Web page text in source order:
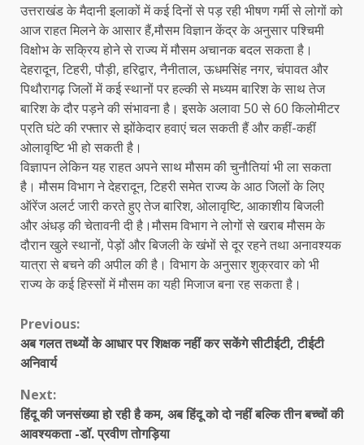
उत्तराखंड के मैदानी इलाकों में कई दिनों से पड़ रही भीषण गर्मी से लोगों को
आज राहत मिलने के आसार हैं,मौसम विज्ञान केंद्र के अनुसार पश्चिमी
विक्षोभ के सक्रिय होने से राज्य में मौसम अचानक बदल सकता है।
देहरादून, टिहरी, पौड़ी, हरिद्वार, नैनीताल, ऊधमसिंह नगर, चंपावत और
पिथौरागढ़ जिलों में कई स्थानों पर हल्की से मध्यम बारिश के साथ तेज
बारिश के दौर पड़ने की संभावना है। इसके अलावा 50 से 60 किलोमीटर
प्रति घंटे की रफ्तार से झोंकेदार हवाएं चल सकती हैं और कहीं-कहीं
ओलावृष्टि भी हो सकती है।
विज्ञापन लेकिन यह राहत अपने साथ मौसम की चुनौतियां भी ला सकता
है। मौसम विभाग ने देहरादून, टिहरी समेत राज्य के आठ जिलों के लिए
ऑरेंज अलर्ट जारी करते हुए तेज बारिश, ओलावृष्टि, आकाशीय बिजली
और अंधड़ की चेतावनी दी है।मौसम विभाग ने लोगों से खराब मौसम के
दौरान खुले स्थानों, पेड़ों और बिजली के खंभों से दूर रहने तथा अनावश्यक
यात्रा से बचने की अपील की है। विभाग के अनुसार शुक्रवार को भी
राज्य के कई हिस्सों में मौसम का यही मिजाज बना रह सकता है।
Continue
Reading
Previous:
अब गलत तथ्यों के आधार पर शिक्षक नहीं कर सकेंगे सीटीईटी, टीईटी
अनिवार्य
Next:
हिंदू की जनसंख्या हो रही है कम, अब हिंदू को दो नहीं बल्कि तीन बच्चों की
आवश्यकता -डॉ. प्रवीण तोगड़िया